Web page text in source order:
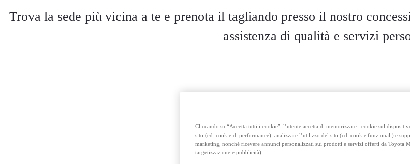
Trova la sede più vicina a te e prenota il tagliando presso il nostro
assistenza di qualità e servizi
Cliccando su “Accetta tutti i cookie”, l’utente accetta di memorizzare i cookie sul
sito (cd. cookie di performance), analizzare l’utilizzo del sito (cd. cookie funzionali) e
marketing, nonché ricevere annunci personalizzati sui prodotti e servizi offerti da Toyota
targetizzazione e pubblicità).